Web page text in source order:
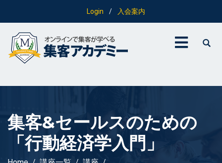
Login / 入会案内
集客&セールスのための
「行動経済学入門」